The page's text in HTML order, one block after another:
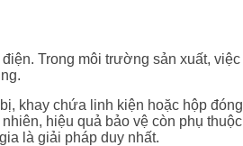
Trong môi trường sản xuất, việc
khay chứa linh kiện hoặc hộp đóng
hiệu quả bảo vệ còn phụ thuộc
là giải pháp duy nhất.